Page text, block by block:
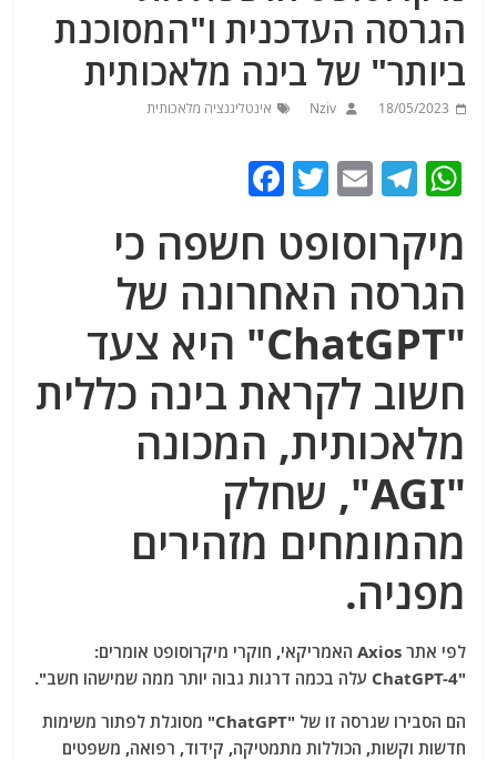
הגרסה העדכנית ו"המסוכנת
ביותר" של בינה מלאכותית
18/05/2023
Nziv אינטליגנציה מלאכותית
W
at
s
A
p
p
T
e
g
ra
m
E
ai
l
T
itt
er
c
e
b
o
o
k
מיקרוסופט חשפה כי
הגרסה האחרונה של
"ChatGPT" היא צעד
חשוב לקראת בינה כללית
מלאכותית, המכונה
"AGI", שחלק
מהמומחים מזהירים
מפניה.
לפי אתר Axios האמריקאי, חוקרי מיקרוסופט אומרים:
"ChatGPT-4 עלה בכמה דרגות גבוה יותר ממה שמישהו חשב".
הם הסבירו שגרסה זו של "ChatGPT" מסוגלת לפתור משימות
חדשות וקשות, הכוללות מתמטיקה, קידוד, רפואה, משפטים